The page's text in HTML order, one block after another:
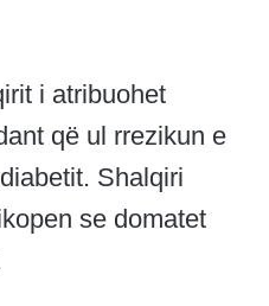
i atribuohet
që ul rrezikun e
Shalqiri
se domatet